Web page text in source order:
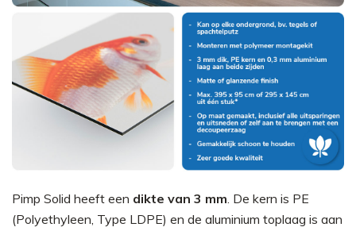
Pimp Solid heeft een dikte van 3 mm. De kern is PE
(Polyethyleen, Type LDPE) en de aluminium toplaag is aan